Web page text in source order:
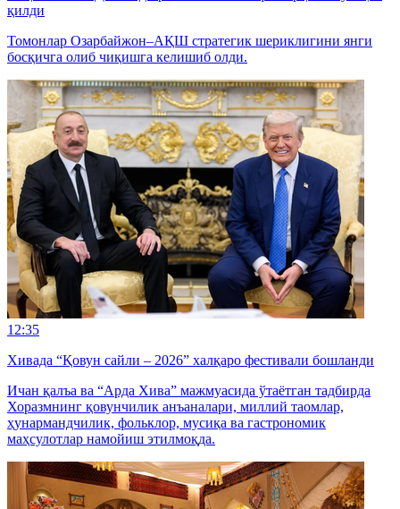
қилди
Томонлар Озарбайжон–АҚШ стратегик шериклигини янги
босқичга олиб чиқишга келишиб олди.
12:35
Хивада “Қовун сайли – 2026” халқаро фестивали бошланди
Ичан қалъа ва “Арда Хива” мажмуасида ўтаётган тадбирда
Хоразмнинг қовунчилик анъаналари, миллий таомлар,
ҳунармандчилик, фольклор, мусиқа ва гастрономик
маҳсулотлар намойиш этилмоқда.